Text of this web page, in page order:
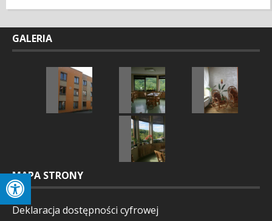
GALERIA
MAPA STRONY
Deklaracja dostępności cyfrowej